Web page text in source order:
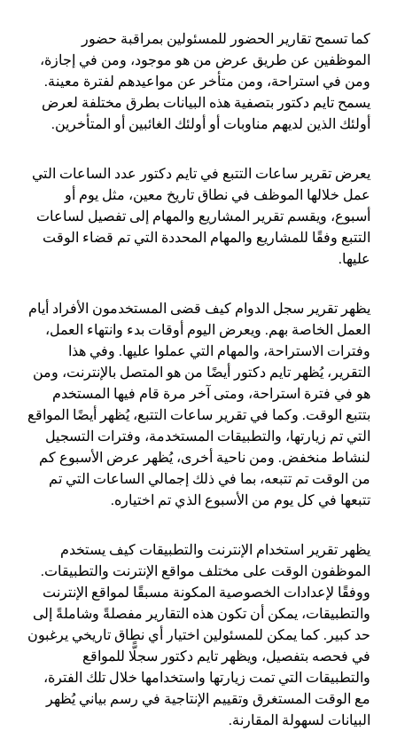
كما تسمح تقارير الحضور للمسئولين بمراقبة حضور
الموظفين عن طريق عرض من هو موجود، ومن في إجازة،
ومن في استراحة، ومن متأخر عن مواعيدهم لفترة معينة.
يسمح تايم دكتور بتصفية هذه البيانات بطرق مختلفة لعرض
أولئك الذين لديهم مناوبات أو أولئك الغائبين أو المتأخرين.
يعرض تقرير ساعات التتبع في تايم دكتور عدد الساعات التي
عمل خلالها الموظف في نطاق تاريخ معين، مثل يوم أو
أسبوع، ويقسم تقرير المشاريع والمهام إلى تفصيل لساعات
التتبع وفقًا للمشاريع والمهام المحددة التي تم قضاء الوقت
عليها.
يظهر تقرير سجل الدوام كيف قضى المستخدمون الأفراد أيام
العمل الخاصة بهم. ويعرض اليوم أوقات بدء وانتهاء العمل،
وفترات الاستراحة، والمهام التي عملوا عليها. وفي هذا
التقرير، يُظهر تايم دكتور أيضًا من هو المتصل بالإنترنت، ومن
هو في فترة استراحة، ومتى آخر مرة قام فيها المستخدم
بتتبع الوقت. وكما في تقرير ساعات التتبع، يُظهر أيضًا المواقع
التي تم زيارتها، والتطبيقات المستخدمة، وفترات التسجيل
لنشاط منخفض. ومن ناحية أخرى، يُظهر عرض الأسبوع كم
من الوقت تم تتبعه، بما في ذلك إجمالي الساعات التي تم
تتبعها في كل يوم من الأسبوع الذي تم اختياره.
يظهر تقرير استخدام الإنترنت والتطبيقات كيف يستخدم
الموظفون الوقت على مختلف مواقع الإنترنت والتطبيقات.
ووفقًا لإعدادات الخصوصية المكونة مسبقًا لمواقع الإنترنت
والتطبيقات، يمكن أن تكون هذه التقارير مفصلةً وشاملةً إلى
حد كبير. كما يمكن للمسئولين اختيار أي نطاق تاريخي يرغبون
في فحصه بتفصيل، ويظهر تايم دكتور سجلًّا للمواقع
والتطبيقات التي تمت زيارتها واستخدامها خلال تلك الفترة،
مع الوقت المستغرق وتقييم الإنتاجية في رسم بياني يُظهر
البيانات لسهولة المقارنة.